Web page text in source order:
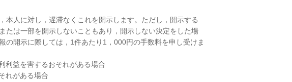
本人に対し，遅滞なくこれを開示します。ただし，開示する
たは一部を開示しないこともあり，開示しない決定をした場
の開示に際しては，1件あたり1，000円の手数料を申し受けま
利益を害するおそれがある場合
れがある場合